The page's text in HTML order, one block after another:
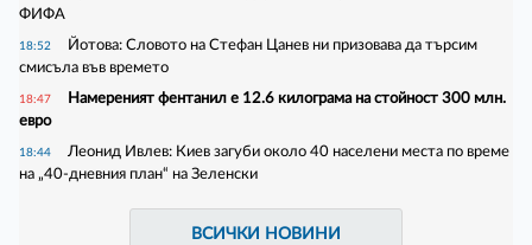
ФИФА
18:52
Йотова: Словото на Стефан Цанев ни призовава да търсим
смисъла във времето
18:47
Намереният фентанил е 12.6 килограма на стойност 300 млн.
евро
18:44
Леонид Ивлев: Киев загуби около 40 населени места по време
на „40-дневния план“ на Зеленски
ВСИЧКИ НОВИНИ